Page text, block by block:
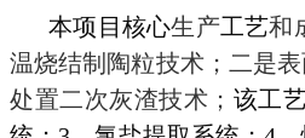
本项目核心生产工艺和
温烧结制陶粒技术；二是
处置二次灰渣技术 ； 该工